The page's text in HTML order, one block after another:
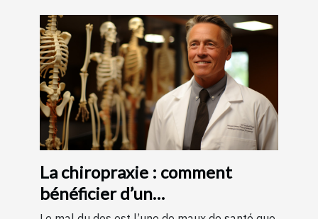
La chiropraxie : comment
bénéficier d’un
remboursement ?